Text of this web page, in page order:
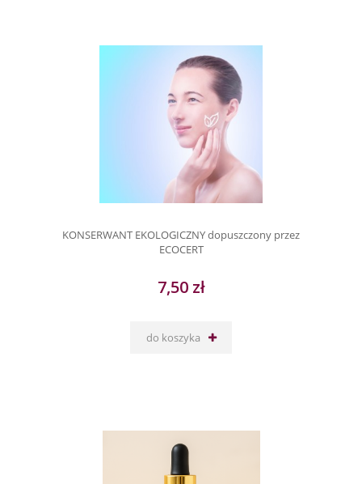
KONSERWANT EKOLOGICZNY dopuszczony przez
ECOCERT
7,50 zł
do koszyka